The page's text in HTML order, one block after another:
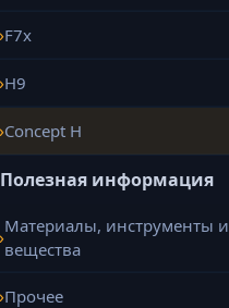
F7x
H9
Concept H
Полезная информация
Материалы, инструменты и
вещества
Прочее